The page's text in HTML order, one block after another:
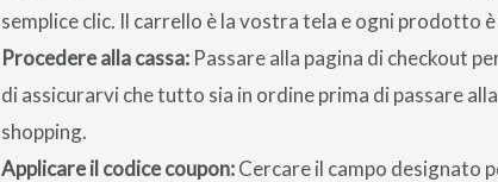
semplice clic. Il carrello è la vostra tela e ogni prodotto
Procedere alla cassa: Passare alla pagina di checkout
di assicurarvi che tutto sia in ordine prima di passare
shopping.
Applicare il codice coupon:Cercare il campo designato